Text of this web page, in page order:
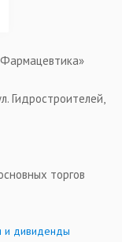
Гидростроителей,
торгов
и дивиденды